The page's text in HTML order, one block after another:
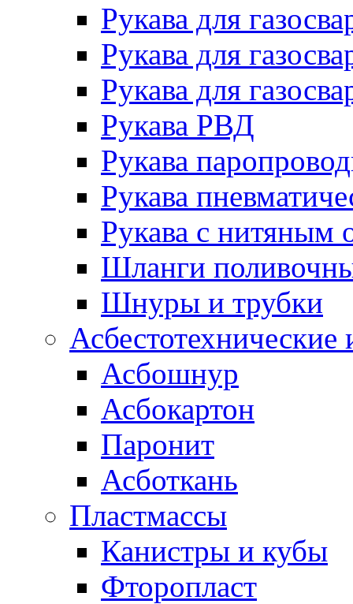
Рукава для
Рукава для
Рукава для
Рукава РВД
Рукава
Рукава
Рукава с нитяным
Шланги
Шнуры и трубки
Асбестотехнические
Асбошнур
Асбокартон
Паронит
Асботкань
Пластмассы
Канистры и кубы
Фторопласт